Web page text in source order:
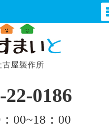
古屋製作所
22-0186
00~18：00